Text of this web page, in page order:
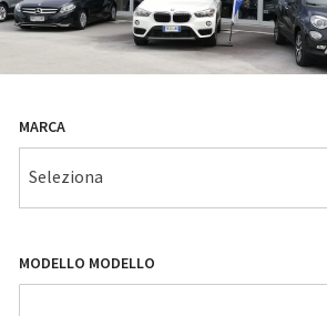
MARCA
Seleziona
MODELLO MODELLO